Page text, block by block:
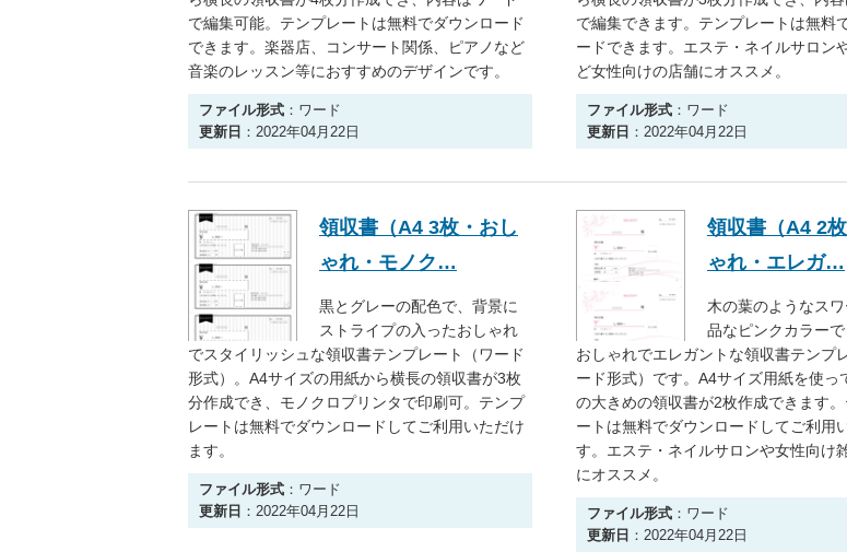
で編集可能。テンプレートは無料でダウンロード
できます。楽器店、コンサート関係、ピアノなど
音楽のレッスン等におすすめのデザインです。
ファイル形式 ：ワード
更新日 ：2022年04月22日
で編集できます。テンプレートは無料
ードできます。エステ・ネイルサロン
ど女性向けの店舗にオススメ。
ファイル形式 ：ワード
更新日 ：2022年04月22日
領収書（A4 3枚・おし
ゃれ・モノク…
黒とグレーの配色で、背景に
ストライプの入ったおしゃれ
でスタイリッシュな領収書テンプレート（ワード
形式）。A4サイズの用紙から横長の領収書が3枚
分作成でき、モノクロプリンタで印刷可。テンプ
レートは無料でダウンロードしてご利用いただけ
ます。
ファイル形式 ：ワード
更新日 ：2022年04月22日
領収書（A4 2
ゃれ・エレガ…
木の葉のようなス
品なピンクカラー
おしゃれでエレガントな領収書テンプ
ード形式）です。A4サイズ用紙を使っ
の大きめの領収書が2枚作成できます
ートは無料でダウンロードしてご利用
す。エステ・ネイルサロンや女性向け
にオススメ。
ファイル形式 ：ワード
更新日 ：2022年04月22日